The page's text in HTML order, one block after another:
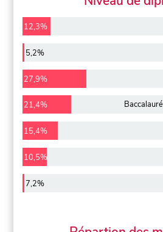
12,3%
5,2%
27,9%
21,4%
15,4%
10,5%
7,2%